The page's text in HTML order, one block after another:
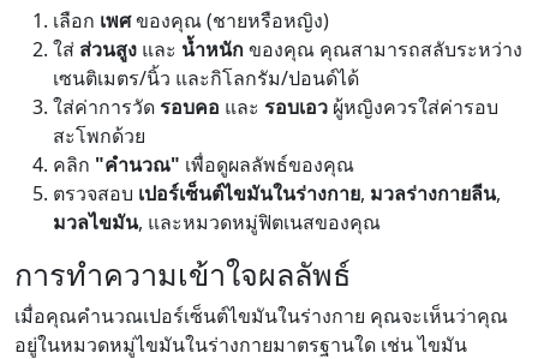
เลือก เพศของคุณ (ชายหรือหญิง)
ใส่ ส่วนสูง และ น้ำหนักของคุณ คุณสามารถสลับระหว่าง
เซนติเมตร/นิ้ว และกิโลกรัม/ปอนด์ได้
ใส่ค่าการวัด รอบคอ และ รอบเอว ผู้หญิงควรใส่ค่ารอบ
สะโพกด้วย
คลิก "คำนวณ" เพื่อดูผลลัพธ์ของคุณ
ตรวจสอบ เปอร์เซ็นต์ไขมันในร่างกาย, มวลร่างกายลีน,
มวลไขมัน, และหมวดหมู่ฟิตเนสของคุณ
การทำความเข้าใจผลลัพธ์
เมื่อคุณคำนวณเปอร์เซ็นต์ไขมันในร่างกาย คุณจะเห็นว่าคุณ
อยู่ในหมวดหมู่ไขมันในร่างกายมาตรฐานใด เช่น ไขมัน